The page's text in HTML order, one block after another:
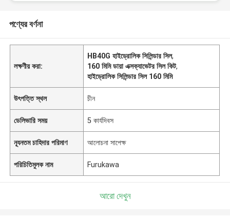
পণ্যের বর্ণনা
লক্ষণীয় করা:
HB40G হাইড্রোলিক সিলিন্ডার সিল,
160 মিমি ডায়া এক্সক্যাভেটর সিল কিট,
হাইড্রোলিক সিলিন্ডার সিল 160 মিমি
উৎপত্তি স্থল চীন
ডেলিভারি সময় 5 কার্যদিবস
ন্যূনতম চাহিদার পরিমাণ আলোচনা সাপেক্ষ
পরিচিতিমুলক নাম Furukawa
আরো দেখুন